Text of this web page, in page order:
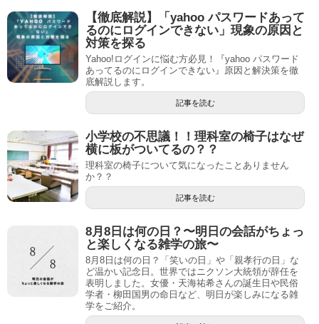
【徹底解説】「yahoo パスワードあって
るのにログインできない」現象の原因と
対策を探る
Yahoo!ログインに悩む方必見！『yahoo パスワード
あってるのにログインできない』原因と解決策を徹
底解説します。
記事を読む
小学校の不思議！！理科室の椅子はなぜ
横に板がついてるの？？
理科室の椅子について気になったことありません
か？？
記事を読む
8月8日は何の日？〜明日の会話がちょっ
と楽しくなる雑学の旅〜
8月8日は何の日？「笑いの日」や「親孝行の日」な
ど温かい記念日。世界ではニクソン大統領が辞任を
表明しました。女優・天海祐希さんの誕生日や民俗
学者・柳田国男の命日など、明日が楽しみになる雑
学をご紹介。